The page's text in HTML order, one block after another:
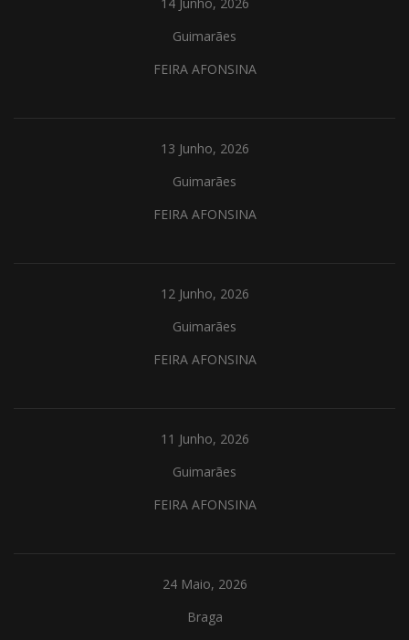
Guimarães
FEIRA AFONSINA
13 Junho, 2026
Guimarães
FEIRA AFONSINA
12 Junho, 2026
Guimarães
FEIRA AFONSINA
11 Junho, 2026
Guimarães
FEIRA AFONSINA
24 Maio, 2026
Braga